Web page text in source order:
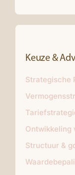
Keuze &
Strategische
Ontwikkeling
Structuur &